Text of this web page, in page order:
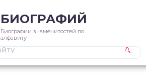
БИОГРАФИЙ
Биографии знаменитостей по
алфавиту